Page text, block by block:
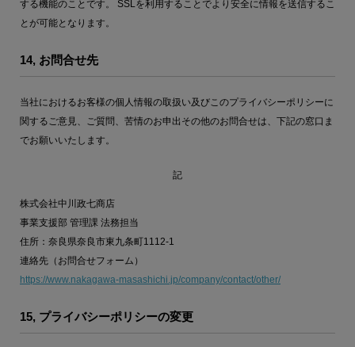
する機能のことです。 SSLを利用することでより安全に情報を送信するこ
とが可能となります。
14, お問合せ先
当社におけるお客様の個人情報の取扱い及びこのプライバシーポリシーに
関するご意見、ご質問、苦情のお申出その他のお問合せは、下記の窓口ま
でお願いいたします。
記
株式会社中川政七商店
事業支援部 管理課 法務担当
住所：奈良県奈良市東九条町1112-1
連絡先（お問合せフォーム）
https://www.nakagawa-masashichi.jp/company/contact/other/
15, プライバシーポリシーの変更